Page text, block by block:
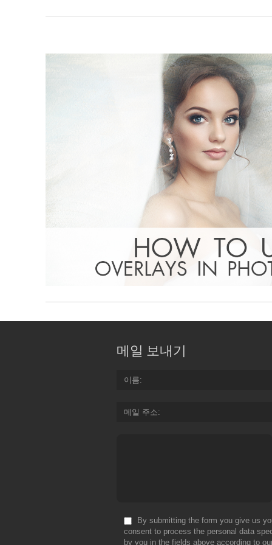
메일 보내기
이름
메일 주소
By submitting the form you give us
consent to process the personal data
by you in the fields above according to